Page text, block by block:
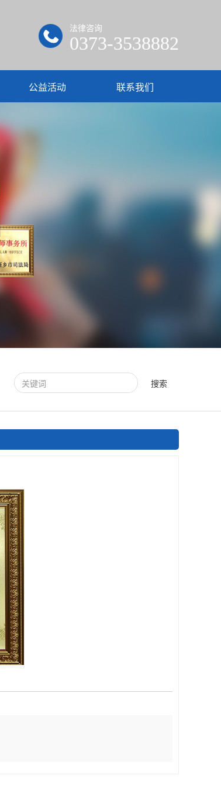
法律咨询
0373-3538882
公益活动 联系我们